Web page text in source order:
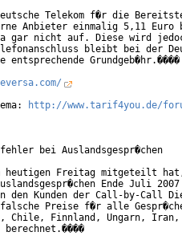
Telekom f�r die
Anbieter einmalig 5,11 Euro
gar nicht auf. Diese wird
bleibt bei der
Grundgeb�hr.����
http://www.tarif4you.de/
bei Auslandsgespr�chen
heutigen Freitag mitgeteilt
Ende Juli
den Kunden der Call-by-Call
Preise f�r alle
Chile, Finnland, Ungarn,